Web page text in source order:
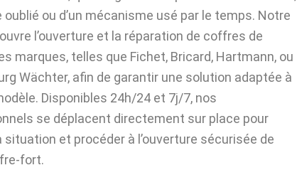
oublié ou d’un mécanisme usé par le temps. Notre
l’ouverture et la réparation de coffres de
marques, telles que Fichet, Bricard, Hartmann, ou
Wächter, afin de garantir une solution adaptée à
Disponibles 24h/24 et 7j/7, nos
se déplacent directement sur place pour
situation et procéder à l’ouverture sécurisée de
fort.